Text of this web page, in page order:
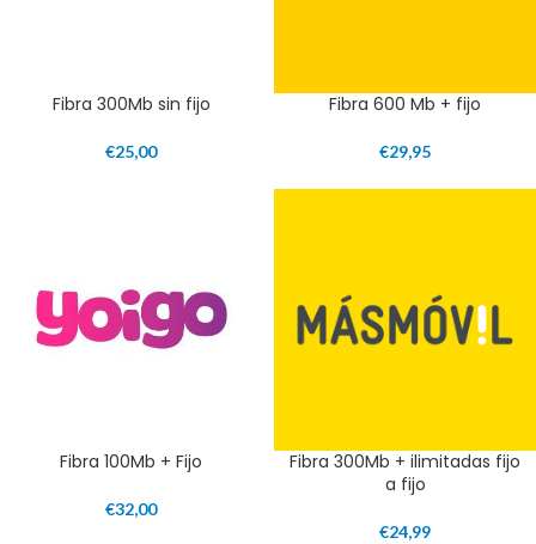
Fibra 300Mb sin fijo
€25,00
Fibra 600 Mb + fijo
€29,95
Fibra 100Mb + Fijo
€32,00
Fibra 300Mb + ilimitadas fijo
a fijo
€24,99